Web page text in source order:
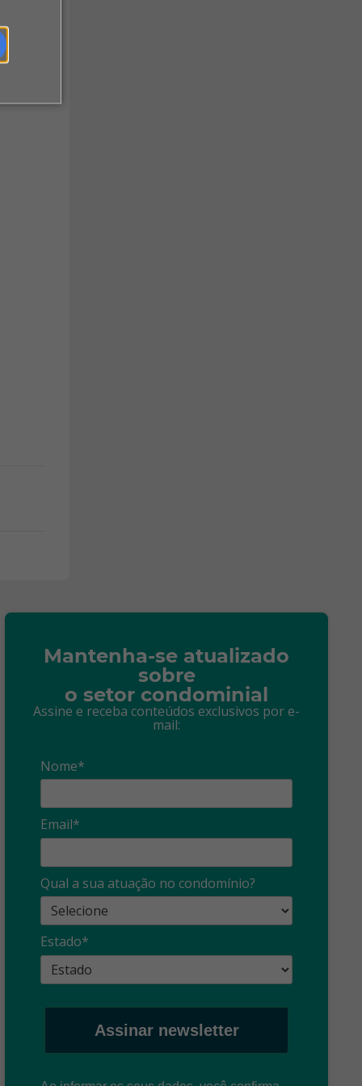
O que é?
profissional:
cuidado com as
propagandas
Mantenha-se atualizado
sobre
o setor condominial
Assine e receba conteúdos exclusivos por e-
mail:
Nome*
Email*
Qual a sua atuação no condomínio?
Estado*
Assinar newsletter